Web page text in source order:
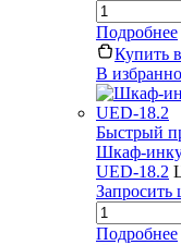
Подробнее
Купить
В
Быстрый
Шкаф-
UED-18.2
Запросить
Подробнее